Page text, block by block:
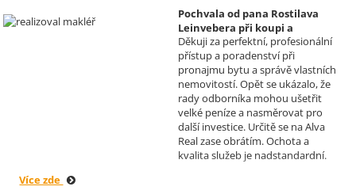
problému. Vaše společnost i Vy v
nás získáváte opravdu spokojené
klienty, kteří budou vaše služby
vždy doporučovat každému, kdo
je potřebuje. Věřím, že se na Vás
budeme moci obrátit i v případě
prodeje, který plánujeme v
budoucnu uskutečnit. Se
srdečným pozdravem a přáním
mnoho zdraví i úspěchů Vám
přejí manželé Kovandovi
Pochvala od pana Rostilava
Leinvebera při koupi a
následném pronájmu
investiční nemovitosti
Realizoval makléř: David
Vašíček
Děkuji za perfektní, profesionální
přístup a poradenství při
pronajmu bytu a správě vlastních
nemovitostí. Opět se ukázalo, že
rady odborníka mohou ušetřit
velké peníze a nasměrovat pro
další investice. Určitě se na Alva
Real zase obrátím. Ochota a
kvalita služeb je nadstandardní.
Více zde